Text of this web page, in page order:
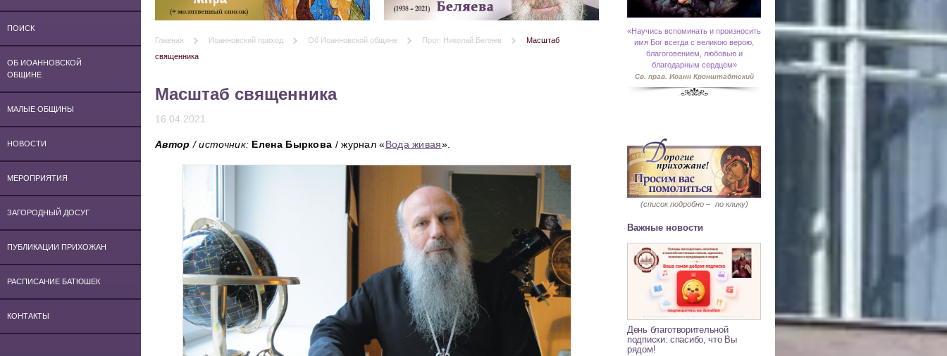
ПОИСК
ОБ ИОАННОВСКОЙ
ОБЩИНЕ
МАЛЫЕ ОБЩИНЫ
НОВОСТИ
МЕРОПРИЯТИЯ
ЗАГОРОДНЫЙ ДОСУГ
ПУБЛИКАЦИИ ПРИХОЖАН
РАСПИСАНИЕ БАТЮШЕК
КОНТАКТЫ
Главная Иоанновский приход Об Иоанновской общине Прот. Николай Беляев
Масштаб
священника
Масштаб священника
16.04.2021
Автор / источник: Елена Быркова / журнал «Вода живая».
«Научись вспоминать и произносить
имя Бог всегда с великою верою,
благоговением, любовью и
благодарным сердцем»
Св. прав. Иоанн Кронштадтский
(список подробно – по клику)
Важные новости
День благотворительной
подписки: спасибо, что Вы
рядом!